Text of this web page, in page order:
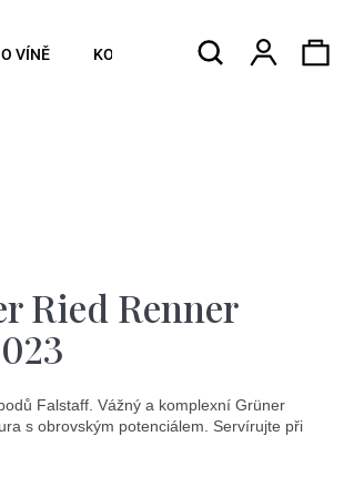
VÍNĚ KONTAKTY Hledat
Ried Renner
Falstaff. Vážný a komplexní Grüner
s obrovským potenciálem. Servírujte při